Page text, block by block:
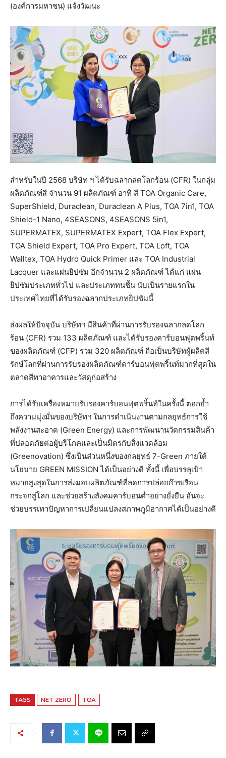
(องค์การมหาชน) แจ้งวัฒนะ
สำหรับในปี 2568 บริษัท ฯ ได้รับฉลากลดโลกร้อน (CFR) ในกลุ่ม
ผลิตภัณฑ์สี จำนวน 91 ผลิตภัณฑ์ อาทิ สี TOA Organic Care,
SuperShield, Duraclean, Duraclean A Plus, TOA 7in1, TOA
Shield-1 Nano, 4SEASONS, 4SEASONS 5in1,
SUPERMATEX, SUPERMATEX Expert, TOA Flex Expert,
TOA Shield Expert, TOA Pro Expert, TOA Loft, TOA
Walltex, TOA Hydro Quick Primer และ TOA Industrial
Lacquer และแผ่นยิปซัม อีกจำนวน 2 ผลิตภัณฑ์ ได้แก่ แผ่น
ยิปซัมประเภททั่วไป และประเภททนชื้น นับเป็นรายแรกใน
ประเทศไทยที่ได้รับรองฉลากประเภทยิปซัมนี้
ส่งผลให้ปัจจุบัน บริษัทฯ มีสินค้าที่ผ่านการรับรองฉลากลดโลก
ร้อน (CFR) รวม 133 ผลิตภัณฑ์ และได้รับรองคาร์บอนฟุตพริ้นท์
ของผลิตภัณฑ์ (CFP) รวม 320 ผลิตภัณฑ์ ถือเป็นบริษัทผู้ผลิตสี
รักษ์โลกที่ผ่านการรับรองผลิตภัณฑ์คาร์บอนฟุตพริ้นท์มากที่สุดใน
ตลาดสีทาอาคารและวัสดุก่อสร้าง
การได้รับเครื่องหมายรับรองคาร์บอนฟุตพริ้นท์ในครั้งนี้ ตอกย้ำ
ถึงความมุ่งมั่นของบริษัทฯ ในการดำเนินงานตามกลยุทธ์การใช้
พลังงานสะอาด (Green Energy) และการพัฒนานวัตกรรมสินค้า
ที่ปลอดภัยต่อผู้บริโภคและเป็นมิตรกับสิ่งแวดล้อม
(Greenovation) ซึ่งเป็นส่วนหนึ่งของกลยุทธ์ 7-Green ภายใต้
นโยบาย GREEN MISSION ได้เป็นอย่างดี ทั้งนี้ เพื่อบรรลุเป้า
หมายสูงสุดในการส่งมอบผลิตภัณฑ์ที่ลดการปล่อยก๊าซเรือน
กระจกสู่โลก และช่วยสร้างสังคมคาร์บอนต่ำอย่างยั่งยืน อันจะ
ช่วยบรรเทาปัญหาการเปลี่ยนแปลงสภาพภูมิอากาศได้เป็นอย่างดี
TAGS NET ZERO TOA